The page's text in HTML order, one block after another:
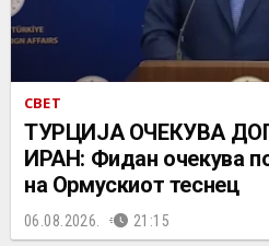
СВЕТ
ТУРЦИЈА ОЧЕКУВА
ИРАН: Фидан очекува
на Ормускиот теснец
06.08.2026. 21:15